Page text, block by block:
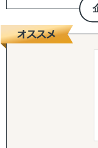
一気通貫で伴走支
『どの国が最適か
※支援主要各国の